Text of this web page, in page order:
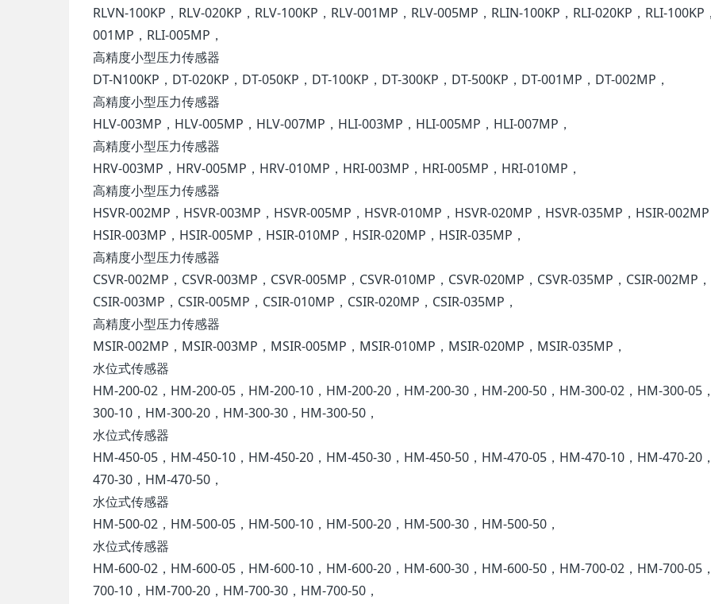
RLVN-100KP，RLV-020KP，RLV-100KP，RLV-001MP，RLV-005MP，RLIN-100KP，RLI-020KP，RLI-100KP
001MP，RLI-005MP，
高精度小型压力传感器
DT-N100KP，DT-020KP，DT-050KP，DT-100KP，DT-300KP，DT-500KP，DT-001MP，DT-002MP，
高精度小型压力传感器
HLV-003MP，HLV-005MP，HLV-007MP，HLI-003MP，HLI-005MP，HLI-007MP，
高精度小型压力传感器
HRV-003MP，HRV-005MP，HRV-010MP，HRI-003MP，HRI-005MP，HRI-010MP，
高精度小型压力传感器
HSVR-002MP，HSVR-003MP，HSVR-005MP，HSVR-010MP，HSVR-020MP，HSVR-035MP，HSIR-002MP
HSIR-003MP，HSIR-005MP，HSIR-010MP，HSIR-020MP，HSIR-035MP，
高精度小型压力传感器
CSVR-002MP，CSVR-003MP，CSVR-005MP，CSVR-010MP，CSVR-020MP，CSVR-035MP，CSIR-002MP，
CSIR-003MP，CSIR-005MP，CSIR-010MP，CSIR-020MP，CSIR-035MP，
高精度小型压力传感器
MSIR-002MP，MSIR-003MP，MSIR-005MP，MSIR-010MP，MSIR-020MP，MSIR-035MP，
水位式传感器
HM-200-02，HM-200-05，HM-200-10，HM-200-20，HM-200-30，HM-200-50，HM-300-02，HM-300-05
300-10，HM-300-20，HM-300-30，HM-300-50，
水位式传感器
HM-450-05，HM-450-10，HM-450-20，HM-450-30，HM-450-50，HM-470-05，HM-470-10，HM-470-20
470-30，HM-470-50，
水位式传感器
HM-500-02，HM-500-05，HM-500-10，HM-500-20，HM-500-30，HM-500-50，
水位式传感器
HM-600-02，HM-600-05，HM-600-10，HM-600-20，HM-600-30，HM-600-50，HM-700-02，HM-700-05
700-10，HM-700-20，HM-700-30，HM-700-50，